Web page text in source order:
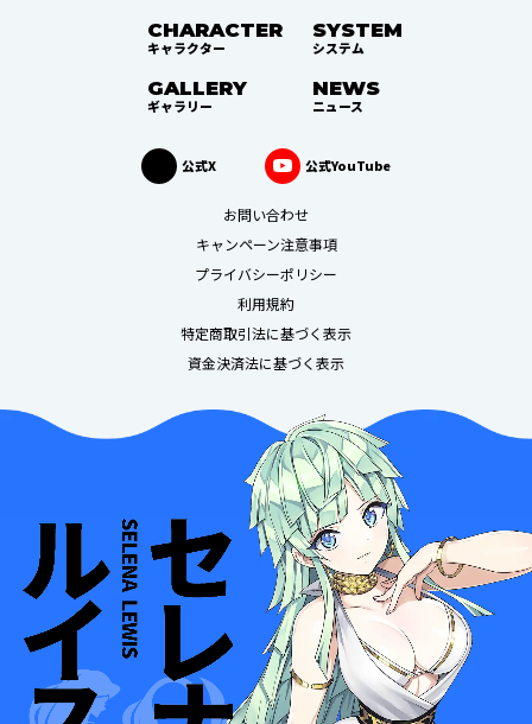
CHARACTER
キャラクター
SYSTEM
システム
GALLERY
ギャラリー
NEWS
ニュース
公式X 公式YouTube
お問い合わせ
キャンペーン注意事項
プライバシーポリシー
利用規約
特定商取引法に基づく表示
資金決済法に基づく表示